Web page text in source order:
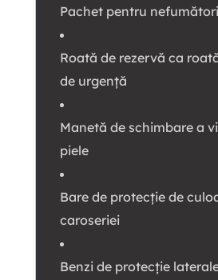
Pachet pentru nefumători
Roată de rezervă ca
de urgență
Manetă de schimbare a
piele
Bare de protecție de
caroseriei
Benzi de protecție